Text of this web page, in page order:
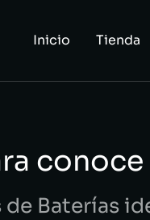
Inicio Tienda
Baterías